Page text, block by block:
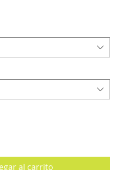
al carrito